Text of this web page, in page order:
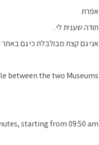
אפרת
תודה שענית לי .
אני גם קצת מבולבלת כי גם באתר של
between the two Museums
starting from 09:50 am.